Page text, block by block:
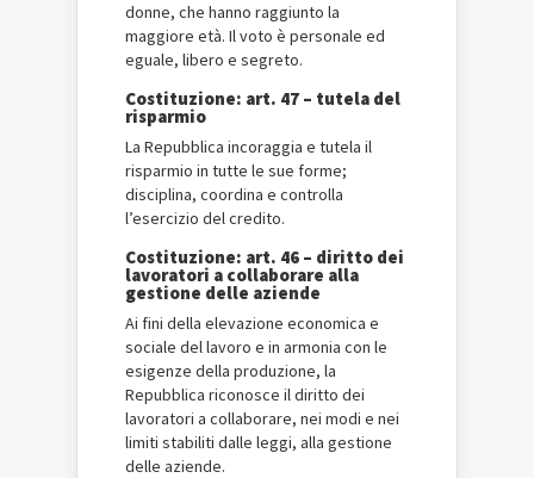
donne, che hanno raggiunto la
maggiore età. Il voto è personale ed
eguale, libero e segreto.
Costituzione: art. 47 – tutela del
risparmio
La Repubblica incoraggia e tutela il
risparmio in tutte le sue forme;
disciplina, coordina e controlla
l’esercizio del credito.
Costituzione: art. 46 – diritto dei
lavoratori a collaborare alla
gestione delle aziende
Ai fini della elevazione economica e
sociale del lavoro e in armonia con le
esigenze della produzione, la
Repubblica riconosce il diritto dei
lavoratori a collaborare, nei modi e nei
limiti stabiliti dalle leggi, alla gestione
delle aziende.